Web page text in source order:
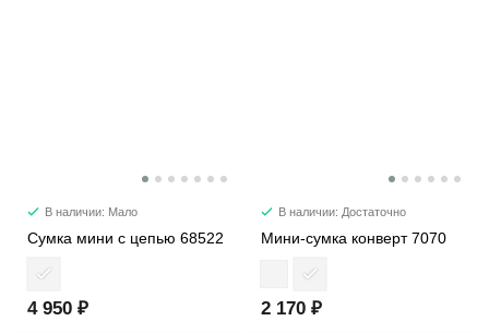
В наличии: Мало
Сумка мини с цепью 68522
4 950 ₽
В наличии: Достаточно
Мини-сумка конверт 7070
2 170 ₽